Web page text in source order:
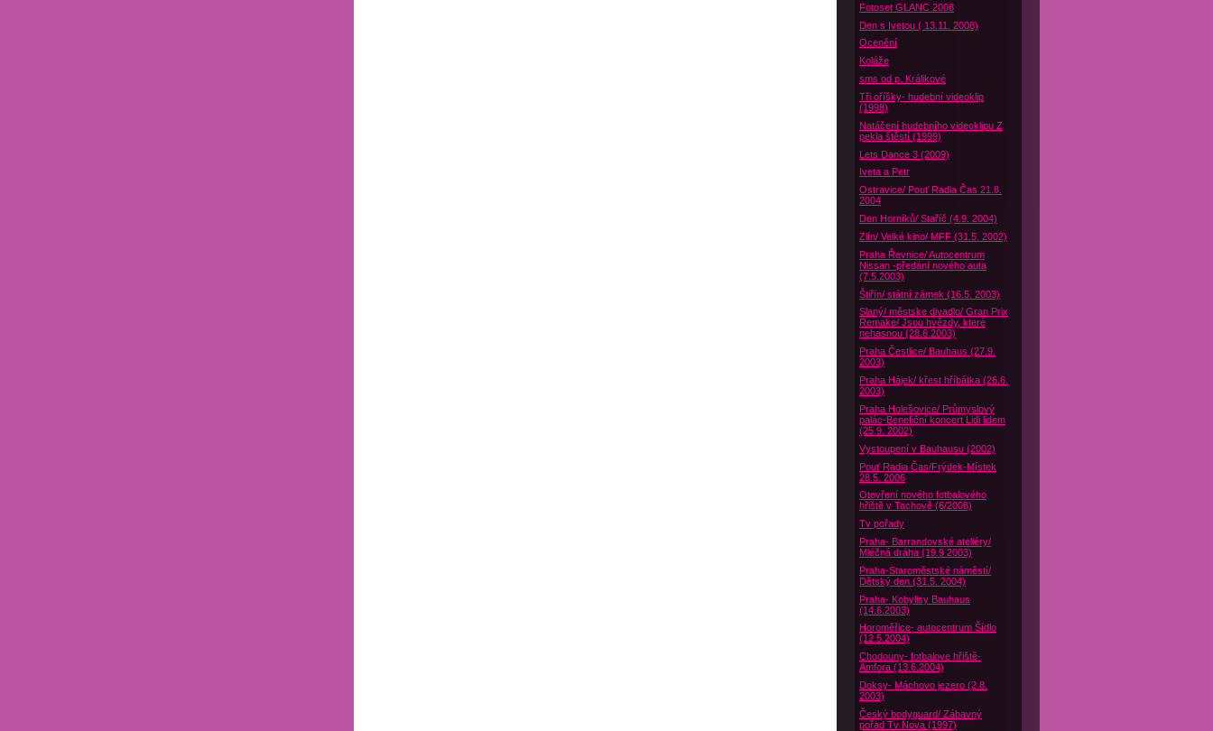
Fotoset GLANC 2008
Den s Ivetou ( 13.11. 2008)
Ocenění
Koláže
sms od p. Králikové
Tři oříšky- hudební videoklip
(1998)
Natáčení hudebního videoklipu Z
pekla štěstí (1999)
Lets Dance 3 (2009)
Iveta a Petr
Ostravice/ Pouť Radia Čas 21.8.
2004
Den Horníků/ Staříč (4.9. 2004)
Zlín/ Velké kino/ MFF (31.5. 2002)
Praha Řevnice/ Autocentrum
Nissan -předání nového auta
(7.5.2003)
Štiřín/ státní zámek (16.5. 2003)
Slaný/ městske divadlo/ Gran Prix
Remake/ Jsou hvězdy, které
nehasnou (28.6.2003)
Praha Čestlice/ Bauhaus (27.9.
2003)
Praha Hájek/ křest hříbátka (26.6.
2003)
Praha Holešovice/ Průmyslový
palác-Benefiční koncert Lidi lidem
(25.9. 2002)
Vystoupení v Bauhausu (2002)
Pouť Radia Čas/Frýdek-Místek
28.5. 2006
Otevření nového fotbalového
hřiště v Tachově (6/2008)
Tv pořady
Praha- Barrandovské ateliéry/
Mléčná dráha (19.9 2003)
Praha-Staroměstské náměstí/
Dětský den (31.5. 2004)
Praha- Kobylisy Bauhaus
(14.6.2003)
Horoměřice- autocentrum Šídlo
(12.5.2004)
Chodouny- fotbalove hřiště-
Amfora (13.6.2004)
Doksy- Máchovo jezero (2.8.
2003)
Český bodyguard/ Zábavný
pořad Tv Nova (1997)